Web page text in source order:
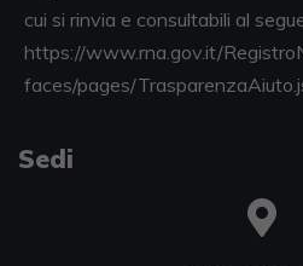
cui si rinvia e consultabili al
https://www.rna.gov.it/
faces/pages/
Sedi